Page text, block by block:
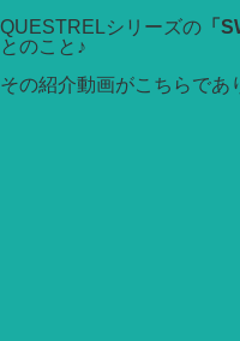
QUESTRELシリーズの 「
とのこと♪
その紹介動画がこちらであ